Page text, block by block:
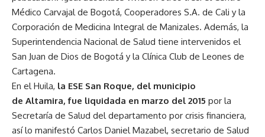
Médico Carvajal de Bogotá, Cooperadores S.A. de Cali y la
Corporación de Medicina Integral de Manizales. Además, la
Superintendencia Nacional de Salud tiene intervenidos el
San Juan de Dios de Bogotá y la Clínica Club de Leones de
Cartagena.
En el Huila, la ESE San Roque, del municipio
de Altamira, fue liquidada en marzo del 2015 por la
Secretaría de Salud del departamento por crisis financiera,
así lo manifestó Carlos Daniel Mazabel, secretario de Salud